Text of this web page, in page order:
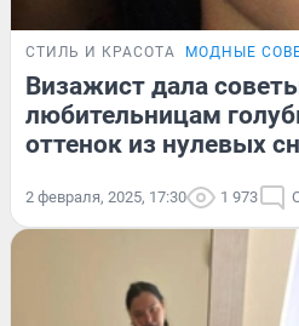
СТИЛЬ И КРАСОТА МОДНЫЕ
Визажист дала
любительницам
оттенок из нулевых
2 февраля, 2025, 17:30 1 973